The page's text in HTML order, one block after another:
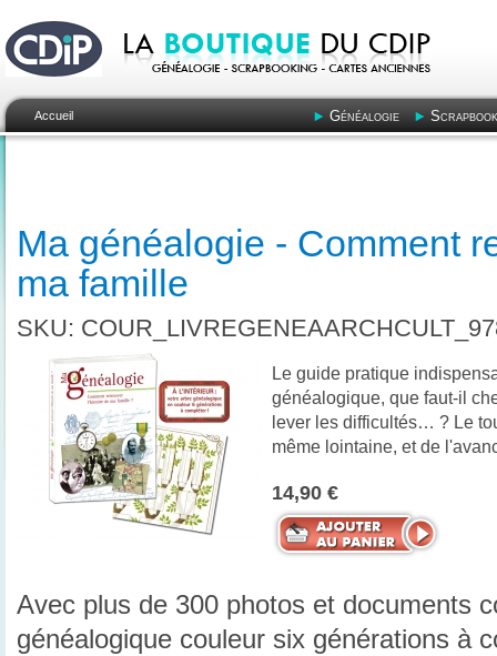
Accueil Généalogie
Ma généalogie - Comment
ma famille
SKU:
Le guide pratique
généalogique, que faut-il
lever les difficultés… ? Le
même lointaine, et de
14,90 €
Avec plus de 300 photos et documents
généalogique couleur six générations à